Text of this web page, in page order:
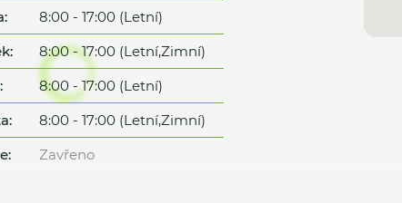
8:00 - 17:00 (Letní)
8:00 - 17:00 (Letní,Zimní)
8:00 - 17:00 (Letní)
8:00 - 17:00 (Letní,Zimní)
Zavřeno